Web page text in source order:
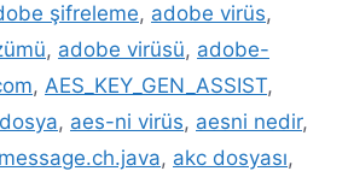
şifreleme, adobe virüs,
, adobe virüsü, adobe-
, AES_KEY_GEN_ASSIST,
, aes-ni virüs, aesni nedir,
, akc dosyası,